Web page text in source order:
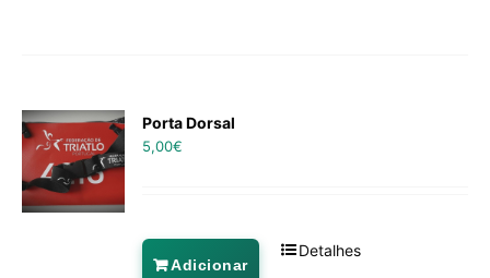
Porta Dorsal
5,00€
Adicionar
Detalhes